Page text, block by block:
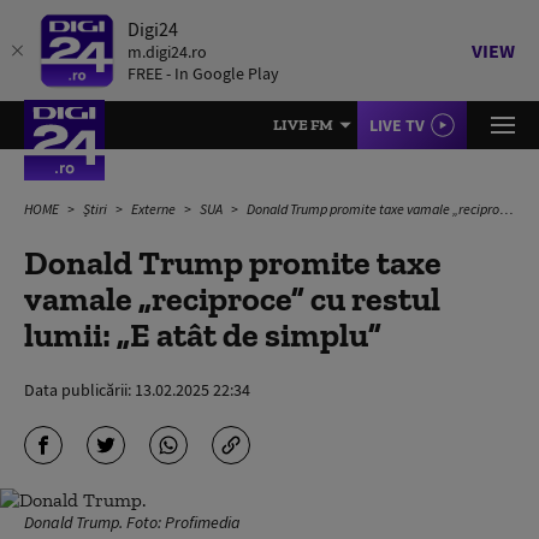
Digi24
m.digi24.ro
FREE - In Google Play
VIEW
LIVE FM LIVE TV
HOME Știri Externe SUA Donald Trump promite taxe vamale „reciproce” cu restul lumii: „E atât de simplu”
Donald Trump promite taxe
vamale „reciproce” cu restul
lumii: „E atât de simplu”
Data publicării: 13.02.2025 22:34
Donald Trump. Foto: Profimedia